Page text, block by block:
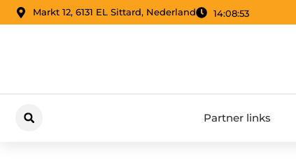
Markt 12, 6131 EL Sittard, Nederland 14:08:54
Partner links